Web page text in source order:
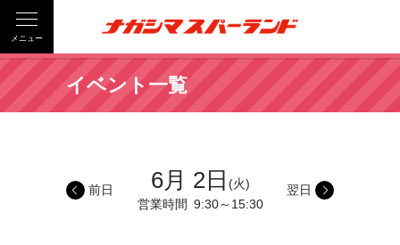
メニュー
イベント一覧
6月 2日 (火)
営業時間 9:30～15:30
前日 翌日